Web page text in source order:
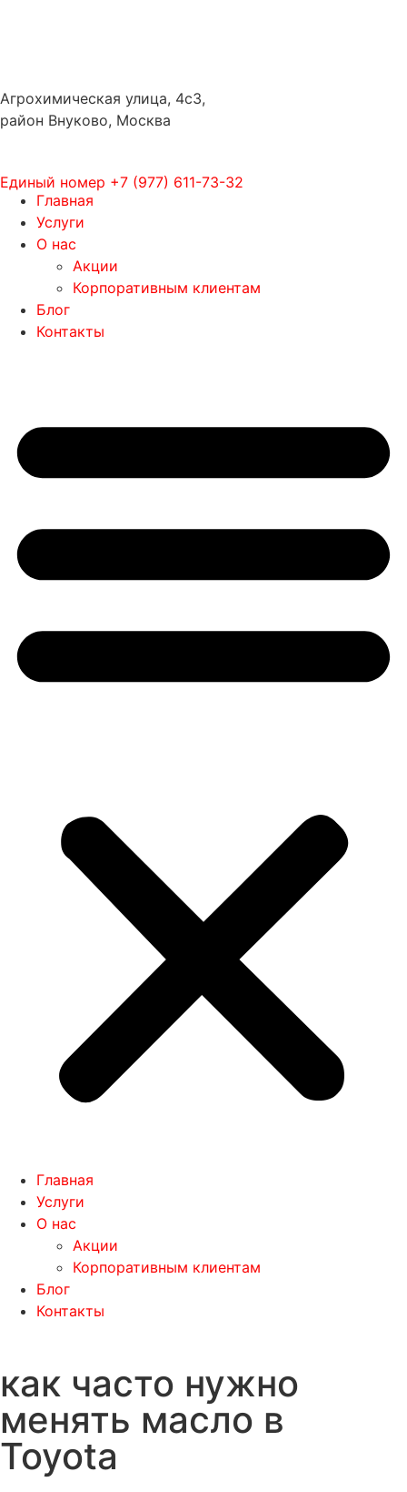
Агрохимическая улица, 4с3,
район Внуково, Москва
Единый номер +7 (977) 611-73-32
Главная
Услуги
О нас
Акции
Корпоративным клиентам
Блог
Контакты
Главная
Услуги
О нас
Акции
Корпоративным клиентам
Блог
Контакты
как часто нужно
менять масло в
Toyota